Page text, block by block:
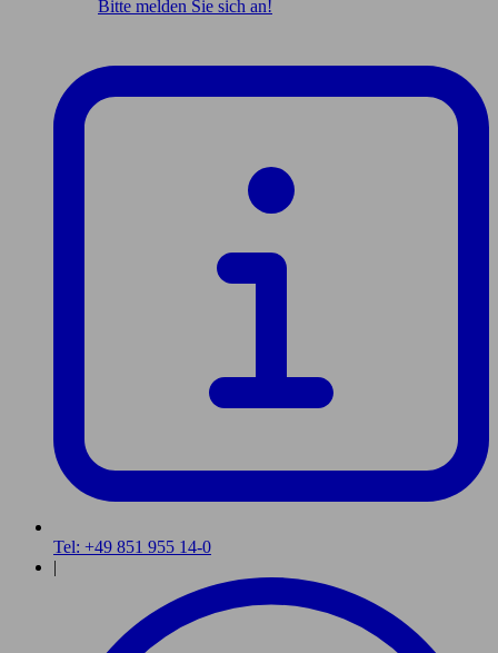
Bitte melden Sie sich an!
Tel: +49 851 955 14-0
|